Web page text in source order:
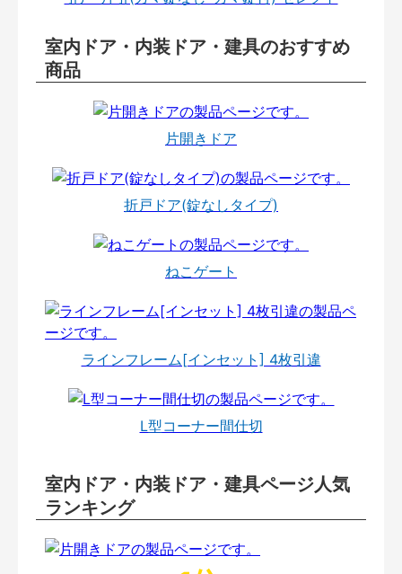
室内ドア・内装ドア・建具のおすすめ
商品
片開きドア
折戸ドア(錠なしタイプ)
ねこゲート
ラインフレーム[インセット] 4枚引違
L型コーナー間仕切
室内ドア・内装ドア・建具ページ人気
ランキング